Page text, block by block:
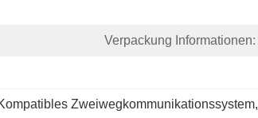
Verpackung Informationen:
Zweiwegkommunikationssystem,